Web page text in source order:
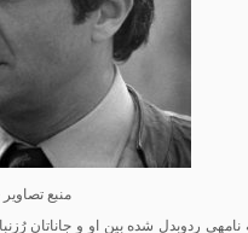
منبع تصاویر